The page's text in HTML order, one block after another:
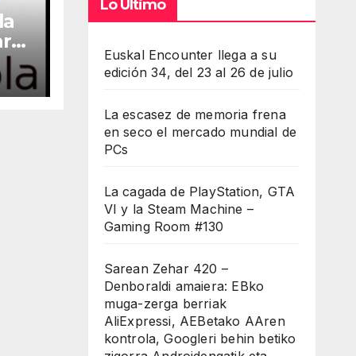
Lo Último
Euskal Encounter llega a su
edición 34, del 23 al 26 de julio
La escasez de memoria frena
en seco el mercado mundial de
PCs
La cagada de PlayStation, GTA
VI y la Steam Machine –
Gaming Room #130
Sarean Zehar 420 –
Denboraldi amaiera: EBko
muga-zerga berriak
AliExpressi, AEBetako AAren
kontrola, Googleri behin betiko